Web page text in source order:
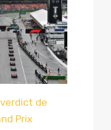
verdict de
Prix